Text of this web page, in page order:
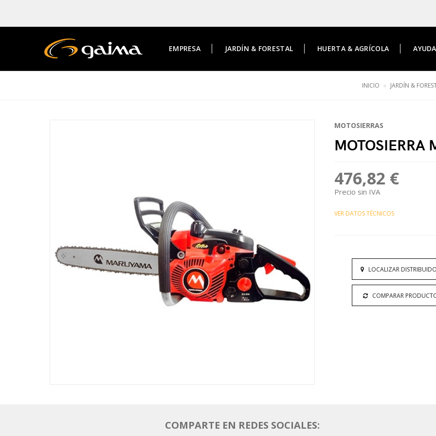
EMPRESA JARDÍN & FORESTAL HUERTA & AGRÍCOLA AYUDA
INICIO JARDÍN &
MOTOSIERRAS
MOTOSIERRA
476,82 €
Precio sin IVA
VER DATOS TÉCNICOS
LOCALIZAR
COMPARAR
COMPARTE EN REDES SOCIALES: